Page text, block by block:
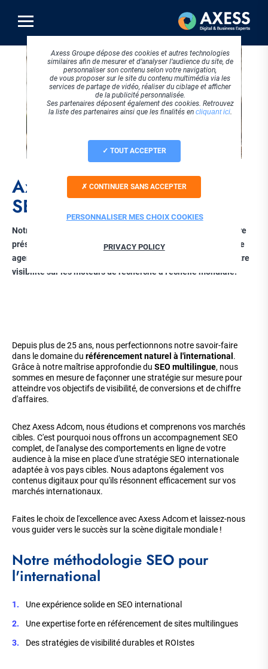
contenu
principal
Axess Adcom, votre agence
SEO international
Notre agence spécialisée en SEO international propulse votre
présence digitale au-delà des frontières ! Basée à Lyon, notre
agence SEO vous offre une expertise senior pour booster votre
visibilité sur les moteurs de recherche à l'échelle mondiale.
Depuis plus de 25 ans, nous perfectionnons notre savoir-faire
dans le domaine du référencement naturel à l'international .
Grâce à notre maîtrise approfondie du SEO multilingue, nous
sommes en mesure de façonner une stratégie sur mesure pour
atteindre vos objectifs de visibilité, de conversions et de chiffre
d'affaires.
Chez Axess Adcom, nous étudions et comprenons vos marchés
cibles. C'est pourquoi nous offrons un accompagnement SEO
complet, de l'analyse des comportements en ligne de votre
audience à la mise en place d'une stratégie SEO internationale
adaptée à vos pays cibles. Nous adaptons également vos
contenus digitaux pour qu'ils résonnent efficacement sur vos
marchés internationaux.
Faites le choix de l'excellence avec Axess Adcom et laissez-nous
vous guider vers le succès sur la scène digitale mondiale !
Notre méthodologie SEO pour
l'international
Une expérience solide en SEO international
Une expertise forte en référencement de sites multilingues
Des stratégies de visibilité durables et ROIstes
Axess Groupe dépose des cookies et autres technologies
similaires afin de mesurer et d’analyser l’audience du site, de
personnaliser son contenu selon votre navigation,
de vous proposer sur le site du contenu multimédia via les
services de partage de vidéo, réaliser du ciblage et afficher
de la publicité personnalisée.
Ses partenaires déposent également des cookies. Retrouvez
la liste des partenaires ainsi que les finalités en cliquant ici.
TOUT ACCEPTER
CONTINUER SANS ACCEPTER
PERSONNALISER MES CHOIX COOKIES
PRIVACY POLICY